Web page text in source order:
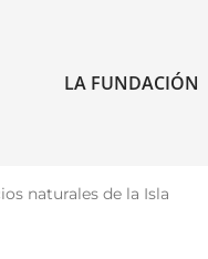
LA FUNDACIÓN
naturales de la Isla